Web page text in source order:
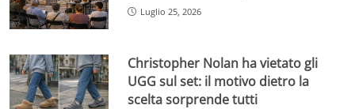
Luglio 25, 2026
Christopher Nolan ha vietato gli
UGG sul set: il motivo dietro la
scelta sorprende tutti